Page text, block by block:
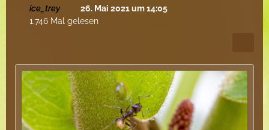
ice_trey
26. Mai 2021 um 14:05
1.746 Mal gelesen